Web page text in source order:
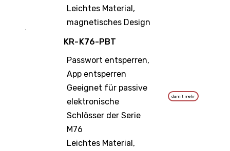
Leichtes Material,
magnetisches Design
KR-K76-PBT
Passwort entsperren,
App entsperren
Geeignet für passive
elektronische
Schlösser der Serie
M76
Leichtes Material,
damit mehr